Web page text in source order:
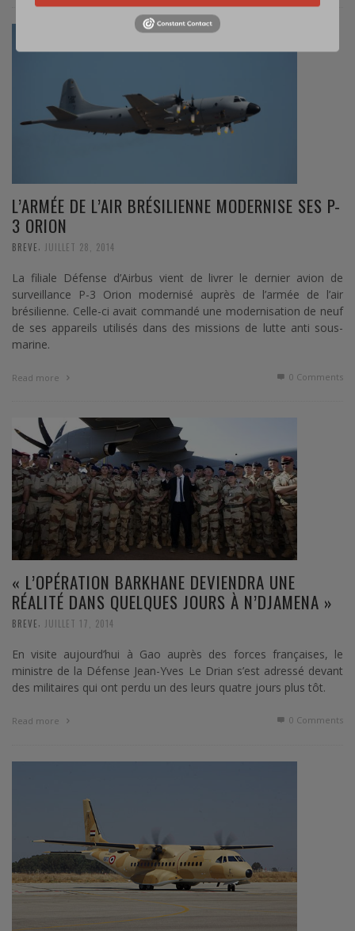
L’ARMÉE DE L’AIR BRÉSILIENNE MODERNISE SES P-
3 ORION
BREVE JUILLET 28, 2014
La filiale Défense d’Airbus vient de livrer le dernier avion de
surveillance P-3 Orion modernisé auprès de l’armée de l’air
brésilienne. Celle-ci avait commandé une modernisation de neuf
de ses appareils utilisés dans des missions de lutte anti sous-
marine.
Read more 0 Comments
« L’OPÉRATION BARKHANE DEVIENDRA UNE
RÉALITÉ DANS QUELQUES JOURS À N’DJAMENA »
BREVE JUILLET 17, 2014
En visite aujourd’hui à Gao auprès des forces françaises, le
ministre de la Défense Jean-Yves Le Drian s’est adressé devant
des militaires qui ont perdu un des leurs quatre jours plus tôt.
Read more 0 Comments